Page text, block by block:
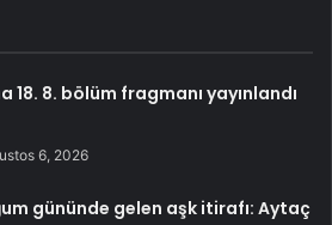
18. 8. bölüm fragmanı yayınlandı
6, 2026
gününde gelen aşk itirafı: Aytaç